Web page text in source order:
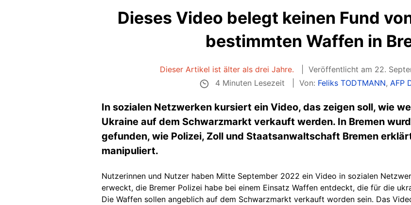
Dieses Video belegt keinen Fund
bestimmten Waffen in
Dieser Artikel ist älter als drei Jahre.
Veröffentlicht am 22.
4 Minuten Lesezeit
Von: Feliks TODTMANN,AFP
In sozialen Netzwerken kursiert ein Video, das zeigen soll, wie
Ukraine auf dem Schwarzmarkt verkauft werden. In Bremen
gefunden, wie Polizei, Zoll und Staatsanwaltschaft Bremen
manipuliert.
Nutzerinnen und Nutzer haben Mitte September 2022 ein Video in sozialen
erweckt, die Bremer Polizei habe bei einem Einsatz Waffen entdeckt, die für die
Die Waffen sollen angeblich auf dem Schwarzmarkt verkauft worden sein. Das